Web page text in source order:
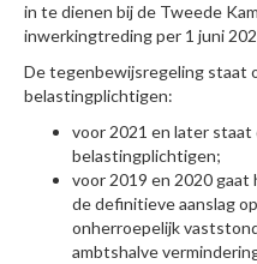
in te dienen bij de Tweede
inwerkingtreding per 1 juni
De tegenbewijsregeling staat
belastingplichtigen:
voor 2021 en later staat
belastingplichtigen;
voor 2019 en 2020
de definitieve aanslag
onherroepelijk
ambtshalve